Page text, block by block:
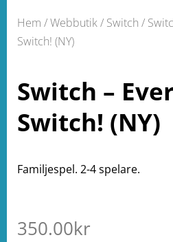
Hem /Webbutik/ Switch /
Switch! (NY)
Switch –
Switch! (NY)
Familjespel. 2-4 spelare.
350.00kr